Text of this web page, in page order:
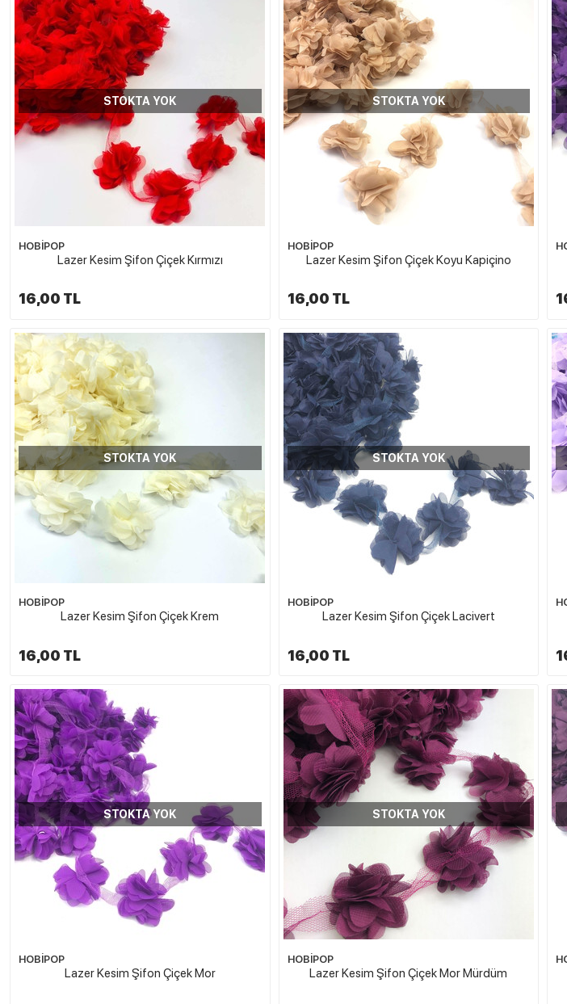
STOKTA YOK
HOBİPOP
Lazer Kesim Şifon Çiçek Kırmızı
16,00 TL
STOKTA YOK
HOBİPOP
Lazer Kesim Şifon Çiçek Koyu Kapiçino
16,00 TL
STOKTA YOK
HOBİPOP
Lazer Kesim Şifon Çiçek Krem
16,00 TL
STOKTA YOK
HOBİPOP
Lazer Kesim Şifon Çiçek Lacivert
16,00 TL
STOKTA YOK
HOBİPOP
Lazer Kesim Şifon Çiçek Mor
STOKTA YOK
HOBİPOP
Lazer Kesim Şifon Çiçek Mor Mürdüm